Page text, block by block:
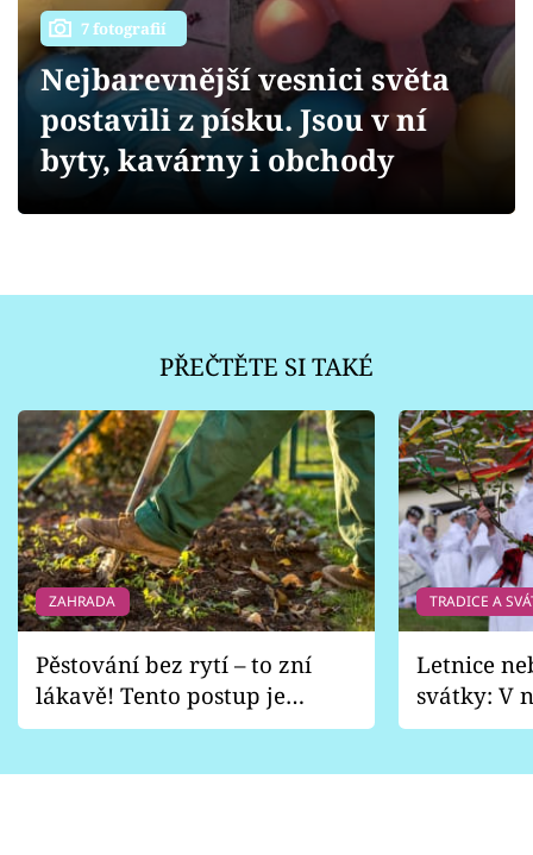
Přihlášení
Sledujte nás
7 fotografií
Nejbarevnější vesnici světa
postavili z písku. Jsou v ní
byty, kavárny i obchody
PŘEČTĚTE SI TAKÉ
ZAHRADA
Pěstování bez rytí – to zní
lákavě! Tento postup je
vhodný jen pro některé
TRADICE A
Letnice
svátky: V
pondělí